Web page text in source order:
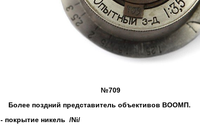
№709
Более поздний представитель объективов ВООМП.
- покрытие никель /Ni/